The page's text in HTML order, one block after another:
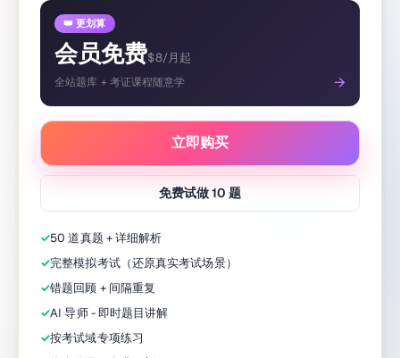
👑 更划算
会员免费$8/月起
全站题库 + 考证课程随意学 →
立即购买
免费试做 10 题
✓50 道真题 + 详细解析
✓完整模拟考试（还原真实考试场景）
✓错题回顾 + 间隔重复
✓AI 导师 - 即时题目讲解
✓按考试域专项练习